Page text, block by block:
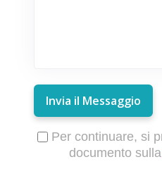
Invia il Messaggio
Per continuare, si
documento sulla